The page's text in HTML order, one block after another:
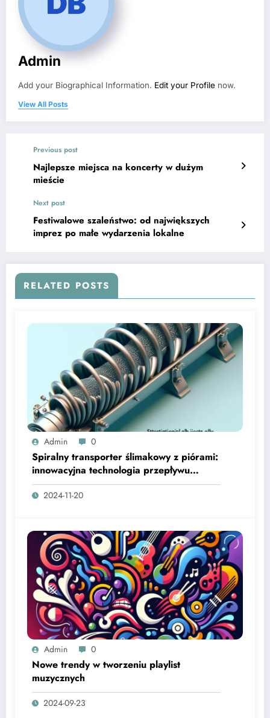
Admin
Add your Biographical Information. Edit your Profile now.
View All Posts
Previous post
Najlepsze miejsca na koncerty w dużym
mieście
Next post
Festiwalowe szaleństwo: od największych
imprez po małe wydarzenia lokalne
RELATED POSTS
Admin 0
Spiralny transporter ślimakowy z piórami:
innowacyjna technologia przepływu
materiałów sypkich
2024-11-20
Admin 0
Nowe trendy w tworzeniu playlist
muzycznych
2024-09-23